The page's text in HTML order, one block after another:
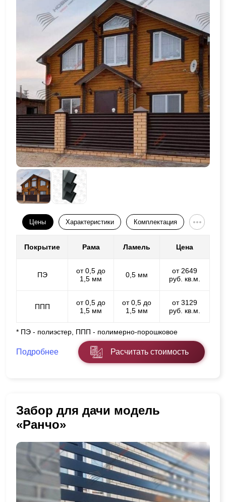
Цены Характеристики Комплектация
Покрытие Рама Ламель Цена
ПЭ
от 0,5 до
1,5 мм
0,5 мм
от 2649
руб. кв.м.
ППП
от 0,5 до
1,5 мм
от 0,5 до
1,5 мм
от 3129
руб. кв.м.
* ПЭ - полиэстер, ППП - полимерно-порошковое
Подробнее Расчитать стоимость
Забор для дачи модель
«Ранчо»